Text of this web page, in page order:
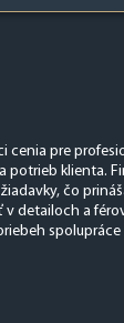
cenia pre
potrieb klienta.
čo
v detailoch a